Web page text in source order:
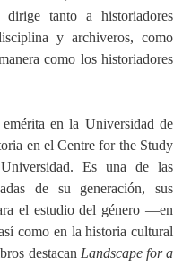
tanto a historiadores
y archiveros, como
como los historiadores
emérita en la Universidad de
en el Centre for the Study
Es una de las
de su generación, sus
el estudio del género —en
como en la historia cultural
destacan Landscape for a